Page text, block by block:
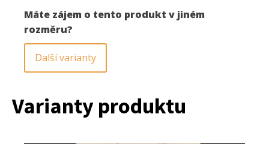
Máte zájem o tento produkt v jiném
rozměru?
Další varianty
Varianty produktu